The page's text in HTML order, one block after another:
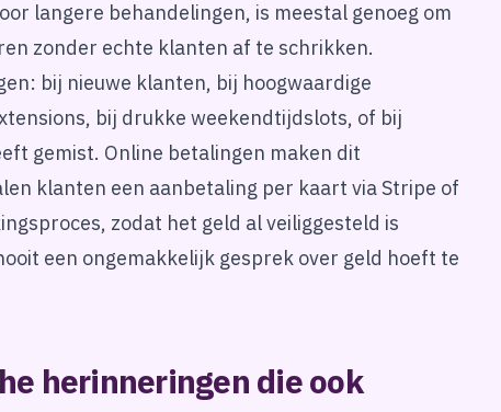
langere behandelingen, is meestal genoeg om
zonder echte klanten af te schrikken.
bij nieuwe klanten, bij hoogwaardige
bij drukke weekendtijdslots, of bij
gemist. Online betalingen maken dit
klanten een aanbetaling per kaart via Stripe of
zodat het geld al veiliggesteld is
een ongemakkelijk gesprek over geld hoeft te
herinneringen die ook